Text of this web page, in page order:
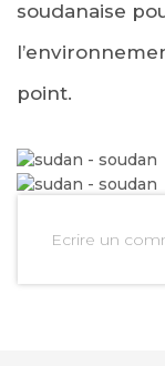
soudanaise
point.
Ecrire un